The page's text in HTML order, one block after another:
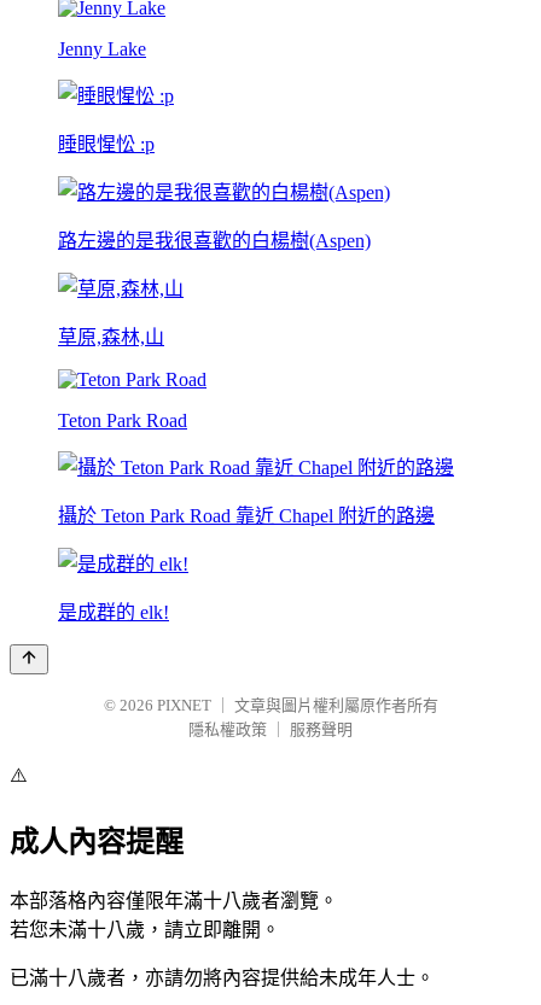
Jenny Lake
睡眼惺忪 :p
路左邊的是我很喜歡的白楊樹(Aspen)
草原,森林,山
Teton Park Road
攝於 Teton Park Road 靠近 Chapel 附近的路邊
是成群的 elk!
© 2026 PIXNET
文章與圖片權利屬原作者所有
隱私權政策
服務聲明
⚠️
成人內容提醒
本部落格內容僅限年滿十八歲者瀏覽。
若您未滿十八歲，請立即離開。
已滿十八歲者，亦請勿將內容提供給未成年人士。